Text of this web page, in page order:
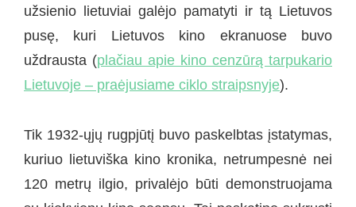
užsienio lietuviai galėjo pamatyti ir tą Lietuvos
pusę, kuri Lietuvos kino ekranuose buvo
uždrausta (plačiau apie kino cenzūrą tarpukario
Lietuvoje – praėjusiame ciklo straipsnyje).
Tik 1932-ųjų rugpjūtį buvo paskelbtas įstatymas,
kuriuo lietuviška kino kronika, netrumpesnė nei
120 metrų ilgio, privalėjo būti demonstruojama